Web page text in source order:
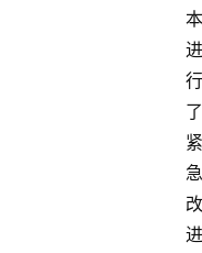
本
进
行
了
紧
急
改
进